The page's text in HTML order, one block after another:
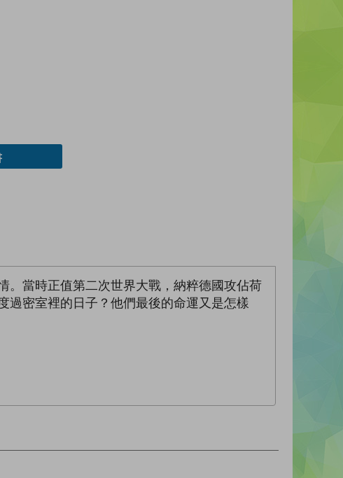
。當時正值第二次世界大戰，納粹德國攻佔荷
過密室裡的日子？他們最後的命運又是怎樣